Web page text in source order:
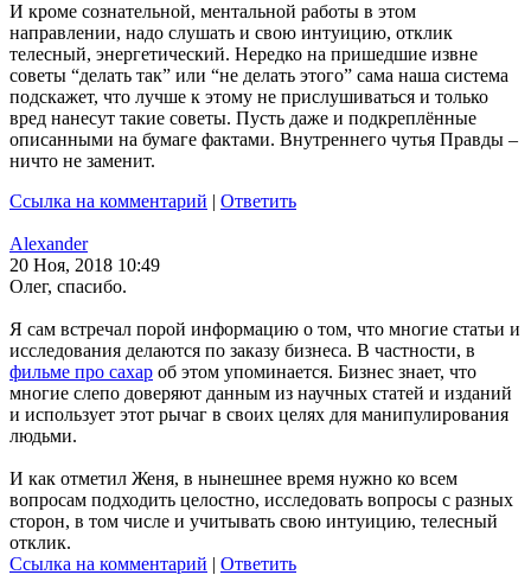
И кроме сознательной, ментальной работы в этом
направлении, надо слушать и свою интуицию, отклик
телесный, энергетический. Нередко на пришедшие извне
советы “делать так” или “не делать этого” сама наша система
подскажет, что лучше к этому не прислушиваться и только
вред нанесут такие советы. Пусть даже и подкреплённые
описанными на бумаге фактами. Внутреннего чутья Правды –
ничто не заменит.
Ссылка на комментарий | Ответить
Alexander
20 Ноя, 2018 10:49
Олег, спасибо.
Я сам встречал порой информацию о том, что многие статьи и
исследования делаются по заказу бизнеса. В частности, в
фильме про сахар об этом упоминается. Бизнес знает, что
многие слепо доверяют данным из научных статей и изданий
и использует этот рычаг в своих целях для манипулирования
людьми.
И как отметил Женя, в нынешнее время нужно ко всем
вопросам подходить целостно, исследовать вопросы с разных
сторон, в том числе и учитывать свою интуицию, телесный
отклик.
Ссылка на комментарий | Ответить